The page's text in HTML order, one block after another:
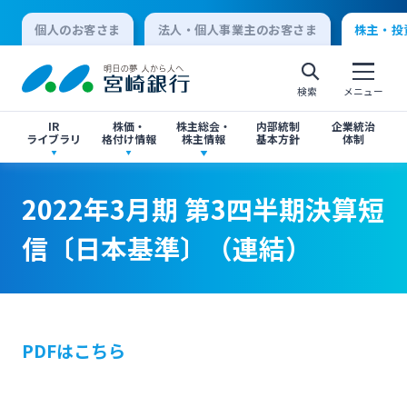
個人のお客さま 法人・個人事業主のお客さま 株主・
検索 メニュー
IR
ライブラリ
株価・
格付け情報
株主総会・
株主情報
内部統制
基本方針
企業統治
体制
決算短信
有価証券報告書・四半期報告書
株価情報
格付け情報
株主総会のご案内
中間配当のご案内
2022年3月期 第3四半期決算短信〔日本基準〕
（連結）
閉じる
2022年3月期 第3四半期決算短信〔日本基準〕
（連結）
閉じる
個人向けインターネットバンキング
ログオン
法人向けインターネットバンキング
2022年3月期 第3四半期決算短
信〔日本基準〕（連結）
PDFはこちら